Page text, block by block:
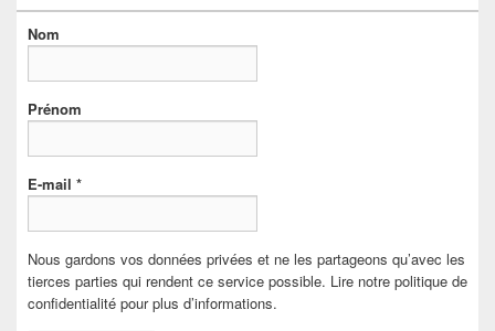
Nom
Prénom
E-mail *
Nous gardons vos données privées et ne les partageons qu’avec les
tierces parties qui rendent ce service possible. Lire notre politique de
confidentialité pour plus d’informations.